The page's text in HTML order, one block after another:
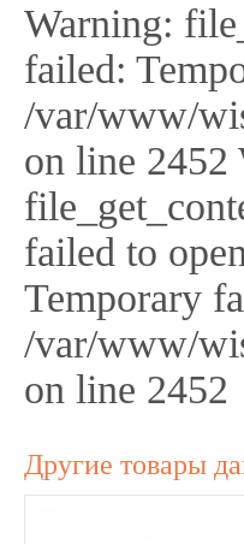
Warning:
failed:
/var/www/
on line 2452
failed to
Temporary
/var/www/
on line 2452
Другие товары